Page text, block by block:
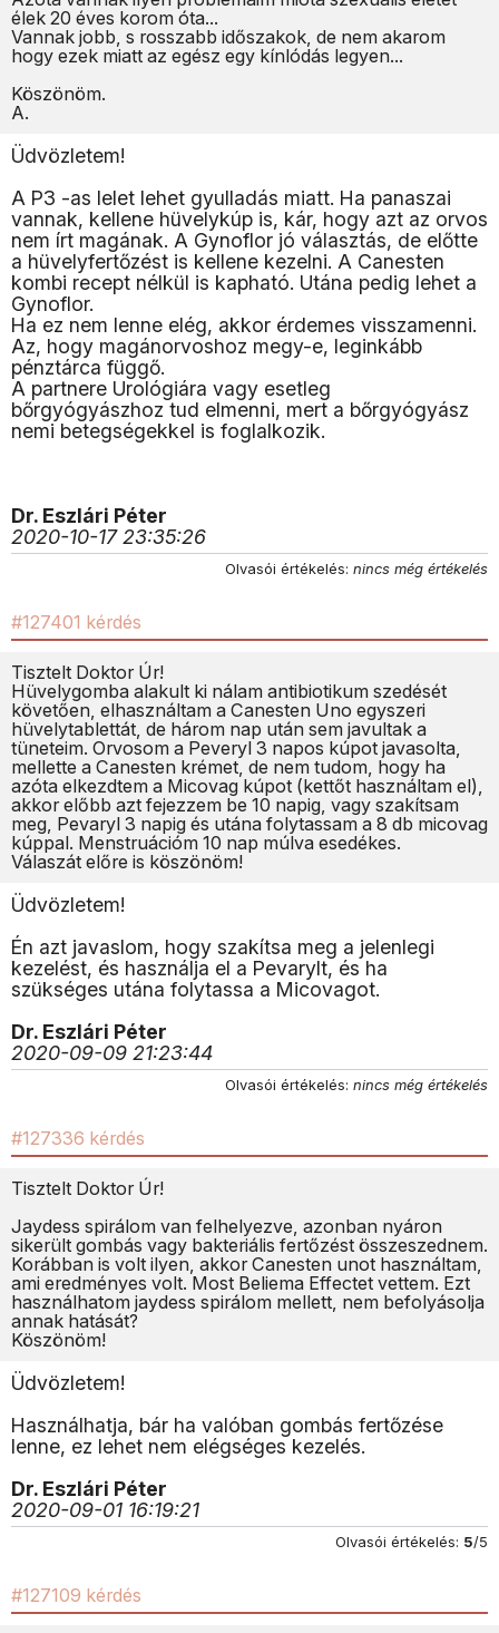
élek 20 éves korom óta...
Vannak jobb, s rosszabb időszakok, de nem akarom
hogy ezek miatt az egész egy kínlódás legyen...
Köszönöm.
A.
Üdvözletem!
A P3 -as lelet lehet gyulladás miatt. Ha panaszai
vannak, kellene hüvelykúp is, kár, hogy azt az orvos
nem írt magának. A Gynoflor jó választás, de előtte
a hüvelyfertőzést is kellene kezelni. A Canesten
kombi recept nélkül is kapható. Utána pedig lehet a
Gynoflor.
Ha ez nem lenne elég, akkor érdemes visszamenni.
Az, hogy magánorvoshoz megy-e, leginkább
pénztárca függő.
A partnere Urológiára vagy esetleg
bőrgyógyászhoz tud elmenni, mert a bőrgyógyász
nemi betegségekkel is foglalkozik.
Dr. Eszlári Péter
2020-10-17 23:35:26
Olvasói értékelés: nincs még értékelés
#127401 kérdés
Tisztelt Doktor Úr!
Hüvelygomba alakult ki nálam antibiotikum szedését
követően, elhasználtam a Canesten Uno egyszeri
hüvelytablettát, de három nap után sem javultak a
tüneteim. Orvosom a Peveryl 3 napos kúpot javasolta,
mellette a Canesten krémet, de nem tudom, hogy ha
azóta elkezdtem a Micovag kúpot (kettőt használtam el),
akkor előbb azt fejezzem be 10 napig, vagy szakítsam
meg, Pevaryl 3 napig és utána folytassam a 8 db micovag
kúppal. Menstruációm 10 nap múlva esedékes.
Válaszát előre is köszönöm!
Üdvözletem!
Én azt javaslom, hogy szakítsa meg a jelenlegi
kezelést, és használja el a Pevarylt, és ha
szükséges utána folytassa a Micovagot.
Dr. Eszlári Péter
2020-09-09 21:23:44
Olvasói értékelés: nincs még értékelés
#127336 kérdés
Tisztelt Doktor Úr!
Jaydess spirálom van felhelyezve, azonban nyáron
sikerült gombás vagy bakteriális fertőzést összeszednem.
Korábban is volt ilyen, akkor Canesten unot használtam,
ami eredményes volt. Most Beliema Effectet vettem. Ezt
használhatom jaydess spirálom mellett, nem befolyásolja
annak hatását?
Köszönöm!
Üdvözletem!
Használhatja, bár ha valóban gombás fertőzése
lenne, ez lehet nem elégséges kezelés.
Dr. Eszlári Péter
2020-09-01 16:19:21
Olvasói értékelés: 5/5
#127109 kérdés